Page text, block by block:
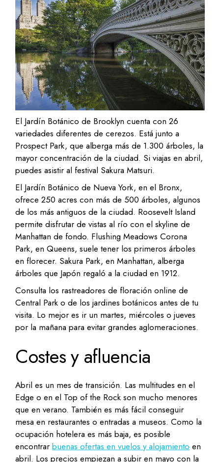
El Jardín Botánico de Brooklyn cuenta con 26
variedades diferentes de cerezos. Está junto a
Prospect Park, que alberga más de 1.300 árboles, la
mayor concentración de la ciudad. Si viajas en abril,
puedes asistir al festival Sakura Matsuri.
El Jardín Botánico de Nueva York, en el Bronx,
ofrece 250 acres con más de 500 árboles, algunos
de los más antiguos de la ciudad. Roosevelt Island
permite disfrutar de vistas al río con el skyline de
Manhattan de fondo. Flushing Meadows Corona
Park, en Queens, suele tener los primeros árboles
en florecer. Sakura Park, en Manhattan, alberga
árboles que Japón regaló a la ciudad en 1912.
Consulta los rastreadores de floración online de
Central Park o de los jardines botánicos antes de tu
visita. Lo mejor es ir un martes, miércoles o jueves
por la mañana para evitar grandes aglomeraciones.
Costes y afluencia
Abril es un mes de transición. Las multitudes en el
Edge o en el Top of the Rock son mucho menores
que en verano. También es más fácil conseguir
mesa en restaurantes o entradas a museos. Como la
ocupación hotelera es más baja, es posible
encontrarbuenas ofertas en vuelos y alojamiento en
abril. Los precios empiezan a subir en mayo con la